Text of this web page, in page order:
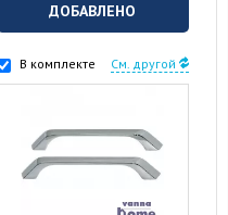
ДОБАВЛЕНО
В комплекте См. другой